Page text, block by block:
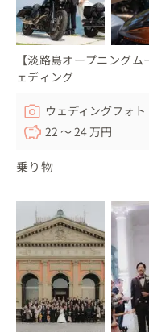
【淡路島オープニング
ェディング
ウェディングフォト
22 〜 24 万円
乗り物